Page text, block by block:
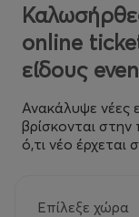
online
είδους
Ανακάλυψε νέες
βρίσκονται
ό,τι νέο έρχεται
Επίλεξε χώρα